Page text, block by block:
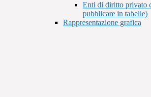
Enti di diritto privato
pubblicare in tabelle)
Rappresentazione grafica